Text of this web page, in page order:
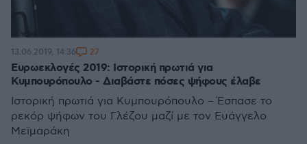
Ευρωεκλογές 2019: Ιστορική πρωτιά για
Κυμπουρόπουλο - Διαβάστε πόσες ψήφους έλαβε
Ιστορική πρωτιά για Κυμπουρόπουλο – Έσπασε το
ρεκόρ ψήφων του Γλέζου μαζί με τον Ευάγγελο
Μεϊμαράκη
13.06.2019, 14:36 27